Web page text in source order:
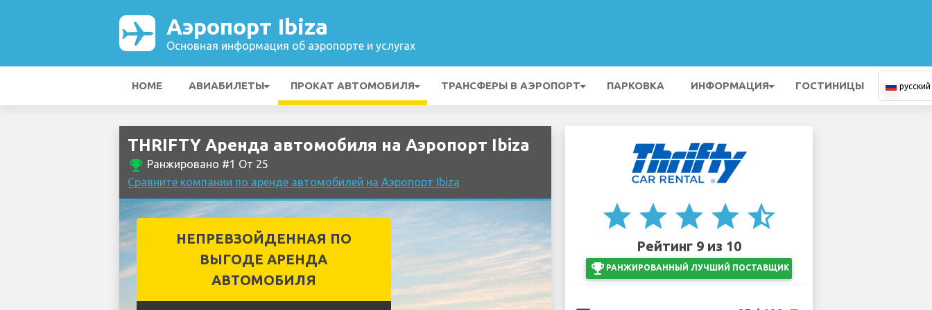
Аэропорт Ibiza
Основная информация об аэропорте и услугах
HOME АВИАБИЛЕТЫ ПРОКАТ АВТОМОБИЛЯ ТРАНСФЕРЫ В АЭРОПОРТ ПАРКОВКА ИНФОРМАЦИЯ ГОСТИНИЦЫ русский
THRIFTY Аренда автомобиля на Аэропорт Ibiza
emoji_events Ранжировано #1 От 25
Сравните компании по аренде автомобилей на Аэропорт Ibiza
НЕПРЕВЗОЙДЕННАЯ ПО
ВЫГОДЕ АРЕНДА
АВТОМОБИЛЯ
star star star star star_half
Рейтинг 9 из 10
emoji_events РАНЖИРОВАННЫЙ ЛУЧШИЙ ПОСТАВЩИК